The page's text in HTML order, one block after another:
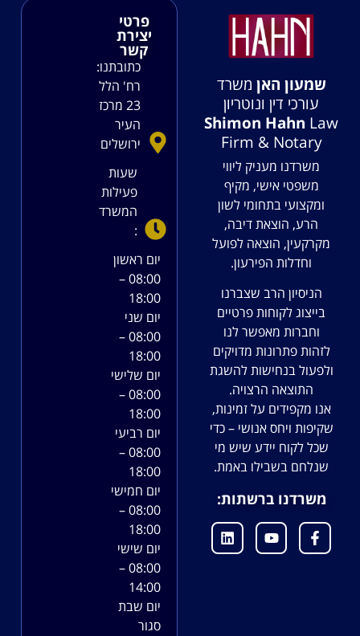
שמעון האן משרד
עורכי דין ונוטריון
Shimon Hahn Law
Firm & Notary
משרדנו מעניק ליווי
משפטי אישי, מקיף
ומקצועי בתחומי לשון
הרע, הוצאת דיבה,
מקרקעין, הוצאה לפועל
וחדלות הפירעון.
הניסיון הרב שצברנו
בייצוג לקוחות פרטיים
וחברות מאפשר לנו
לזהות פתרונות מדויקים
ולפעול בנחישות להשגת
התוצאה הרצויה.
אנו מקפידים על זמינות,
שקיפות ויחס אנושי – כדי
שכל לקוח יידע שיש מי
שנלחם בשבילו באמת.
משרדנו ברשתות:
פרטי
יצירת
קשר
כתובתנו:
רח' הלל
23 מרכז
העיר
ירושלים
שעות
פעילות
המשרד
:
יום ראשון
08:00 –
18:00
יום שני
08:00 –
18:00
יום שלישי
08:00 –
18:00
יום רביעי
08:00 –
18:00
יום חמישי
08:00 –
18:00
יום שישי
08:00 –
14:00
יום שבת
סגור